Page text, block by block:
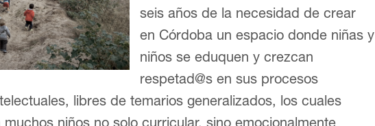
seis años de la necesidad de crear
en Córdoba un espacio donde niñas y
niños se eduquen y crezcan
respetad@s en sus procesos
libres de temarios generalizados, los cuales
niños no solo curricular, sino emocionalmente